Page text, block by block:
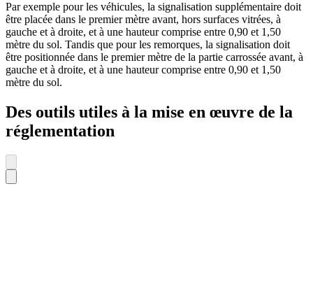
Par exemple pour les véhicules, la signalisation supplémentaire doit
être placée dans le premier mètre avant, hors surfaces vitrées, à
gauche et à droite, et à une hauteur comprise entre 0,90 et 1,50
mètre du sol. Tandis que pour les remorques, la signalisation doit
être positionnée dans le premier mètre de la partie carrossée avant, à
gauche et à droite, et à une hauteur comprise entre 0,90 et 1,50
mètre du sol.
Des outils utiles à la mise en œuvre de la
réglementation